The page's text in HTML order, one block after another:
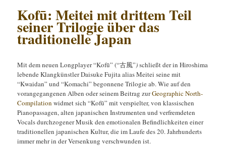
Kofū: Meitei mit drittem Teil
seiner Trilogie über das
traditionelle Japan
Mit dem neuen Longplayer “Kofū” (“古風”)schließt der in Hiroshima
lebende Klangkünstler Daisuke Fujita alias Meitei seine mit
“Kwaidan” und “Komachi” begonnene Trilogie ab. Wie auf den
vorangegangenen Alben oder seinem Beitrag zurGeographic North-
Compilation widmet sich “Kofū” mit verspielter, von klassischen
Pianopassagen, alten japanischen Instrumenten und verfremdeten
Vocals durchzogener Musik den emotionalen Befindlichkeiten einer
traditionellen japanischen Kultur, die im Laufe des 20. Jahrhunderts
immer mehr in der Versenkung verschwunden ist.